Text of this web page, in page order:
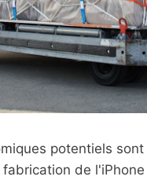
potentiels
de